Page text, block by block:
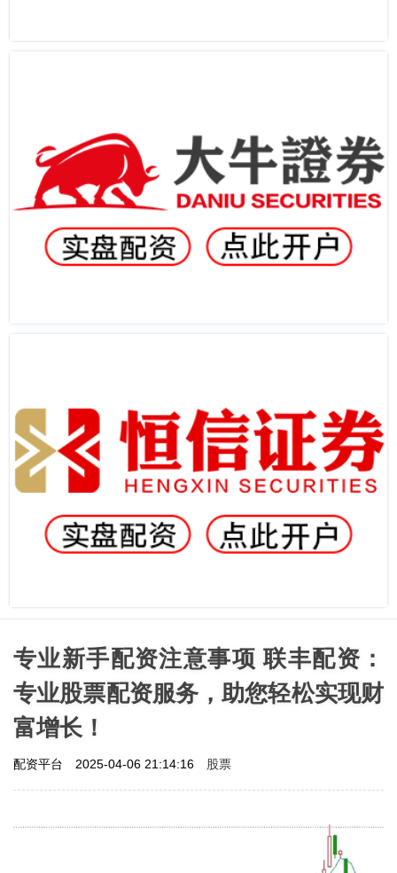
专业新手配资注意事项 联丰配资：
专业股票配资服务，助您轻松实现财
富增长！
配资平台 2025-04-06 21:14:16 股票